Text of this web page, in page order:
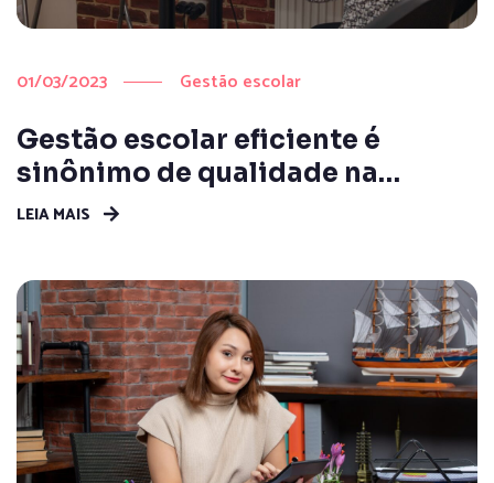
01/03/2023 Gestão escolar
Gestão escolar eficiente é
sinônimo de qualidade na
educação?
LEIA MAIS